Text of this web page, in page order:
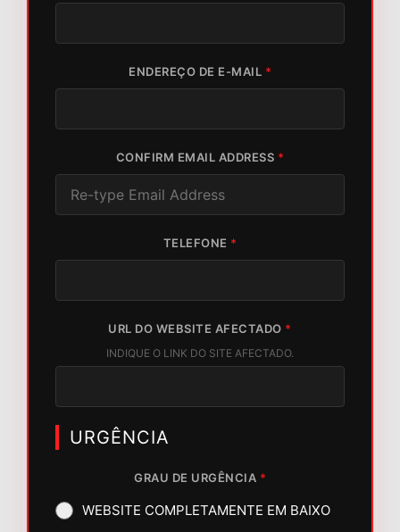
ENDEREÇO DE E-MAIL *
CONFIRM EMAIL ADDRESS *
TELEFONE *
URL DO WEBSITE AFECTADO *
INDIQUE O LINK DO SITE AFECTADO.
URGÊNCIA
GRAU DE URGÊNCIA *
WEBSITE COMPLETAMENTE EM BAIXO